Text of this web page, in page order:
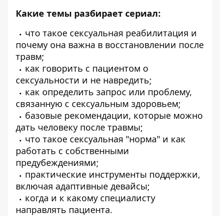
Какие темы разбирает сериал:
что такое сексуальная реабилитация и
почему она важна в восстановлении после
травм;
как говорить с пациентом о
сексуальности и не навредить;
как определить запрос или проблему,
связанную с сексуальным здоровьем;
базовые рекомендации, которые можно
дать человеку после травмы;
что такое сексуальная "норма" и как
работать с собственными
предубеждениями;
практические инструменты поддержки,
включая адаптивные девайсы;
когда и к какому специалисту
направлять пациента.